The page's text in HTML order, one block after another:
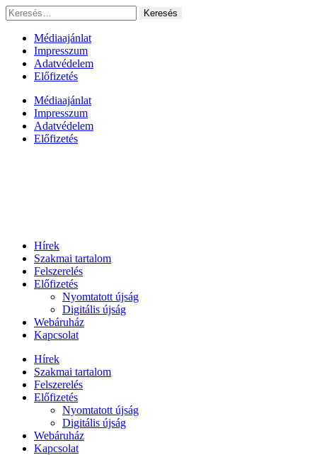
Ugrás
a
tartalomhoz
Keresés:
Médiaajánlat
Impresszum
Adatvédelem
Előfizetés
Médiaajánlat
Impresszum
Adatvédelem
Előfizetés
Hírek
Szakmai tartalom
Felszerelés
Előfizetés
Nyomtatott újság
Digitális újság
Webáruház
Kapcsolat
Hírek
Szakmai tartalom
Felszerelés
Előfizetés
Nyomtatott újság
Digitális újság
Webáruház
Kapcsolat